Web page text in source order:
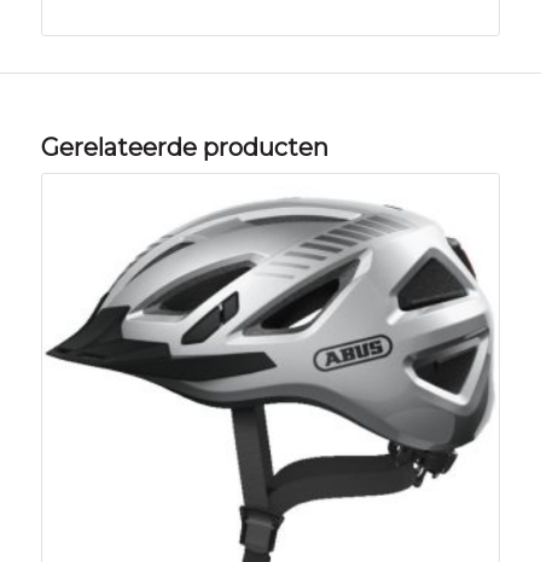
Gerelateerde producten